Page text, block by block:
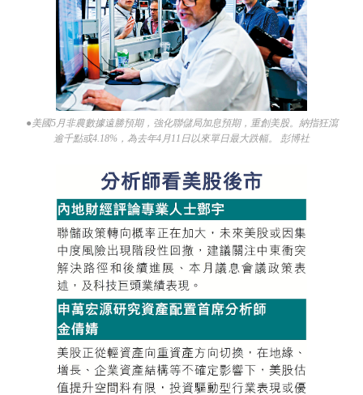
●美國5月非農數據遠勝預期，強化聯儲局加息預期，重創美股。納指狂瀉
逾千點或4.18%，為去年4月11日以來單日最大跌幅。 彭博社